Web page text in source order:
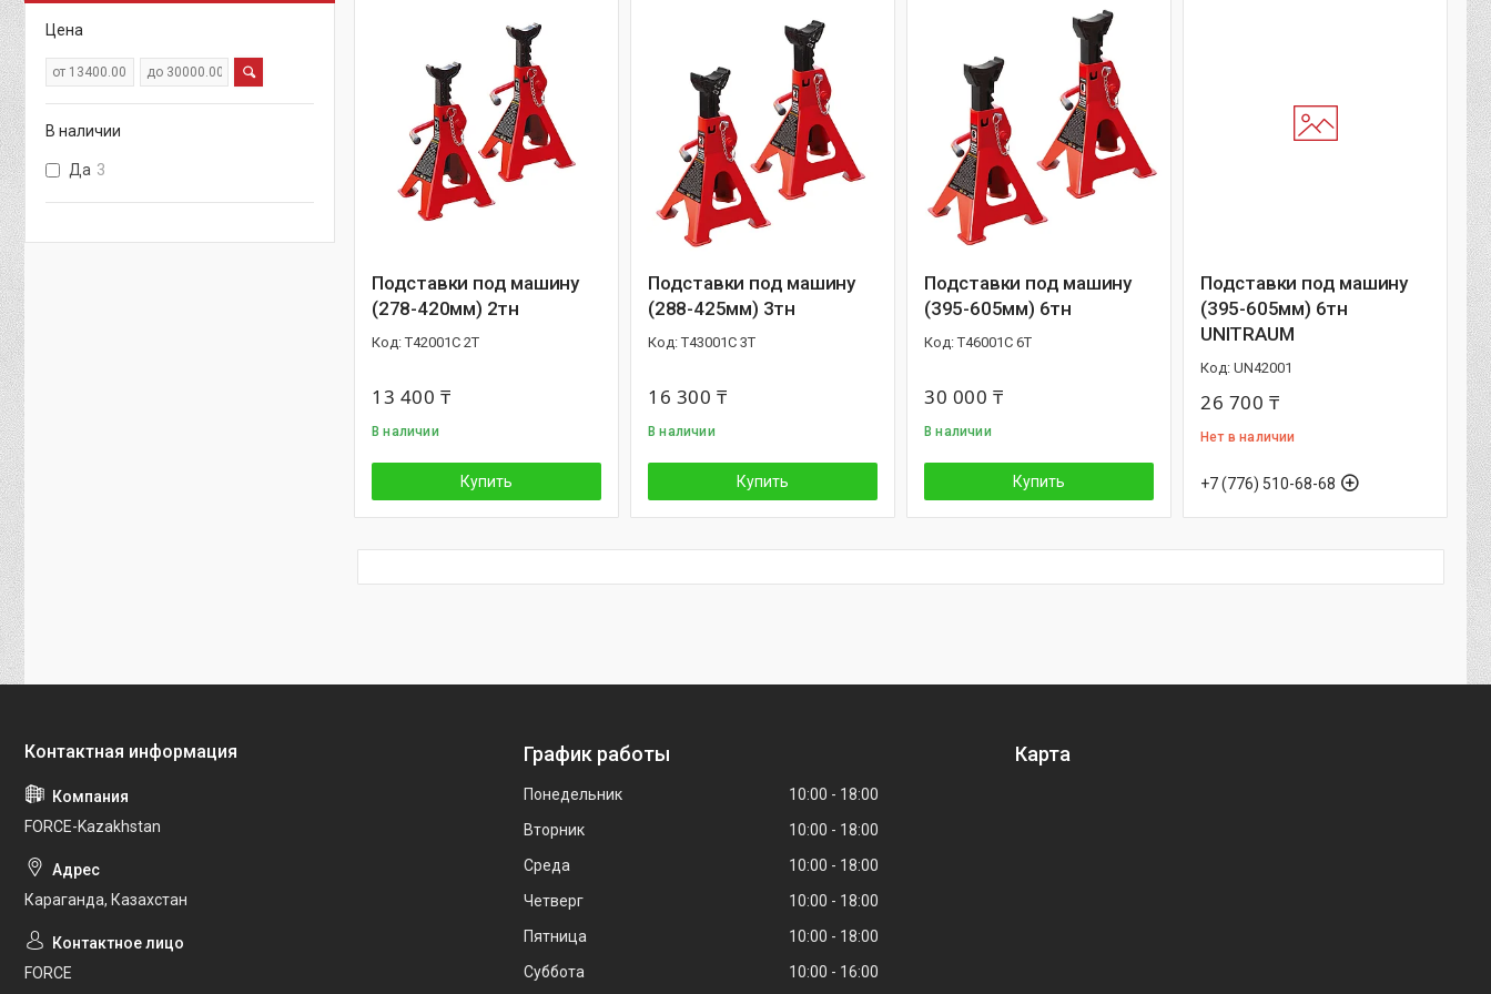
Подставки под машину
(278-420мм) 2тн
T42001C 2T
13 400 ₸
В наличии
Купить
Подставки под машину
(288-425мм) 3тн
T43001C 3T
16 300 ₸
В наличии
Купить
Подставки под машину
(395-605мм) 6тн
T46001C 6T
30 000 ₸
В наличии
Купить
Подставки под машину
(395-605мм) 6тн
UNITRAUM
UN42001
26 700 ₸
Нет в наличии
+7 (776) 510-68-68
Цена
В наличии
Да 3
FORCE-Kazakhstan
Караганда, Казахстан
FORCE
График работы
Понедельник 10:00
18:00
Вторник
10:00
18:00
Среда
10:00
18:00
Четверг
10:00
18:00
Пятница
10:00
18:00
Суббота
10:00 16:00
Карта